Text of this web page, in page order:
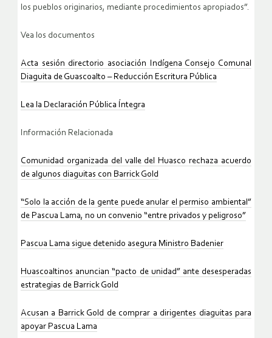
los pueblos originarios, mediante procedimientos apropiados”.
Vea los documentos
Acta sesión directorio asociación Indígena Consejo Comunal
Diaguita de Guascoalto – Reducción Escritura Pública
Lea la Declaración Pública Íntegra
Información Relacionada
Comunidad organizada del valle del Huasco rechaza acuerdo
de algunos diaguitas con Barrick Gold
“Solo la acción de la gente puede anular el permiso ambiental”
de Pascua Lama, no un convenio “entre privados y peligroso”
Pascua Lama sigue detenido asegura Ministro Badenier
Huascoaltinos anuncian “pacto de unidad” ante desesperadas
estrategias de Barrick Gold
Acusan a Barrick Gold de comprar a dirigentes diaguitas para
apoyar Pascua Lama